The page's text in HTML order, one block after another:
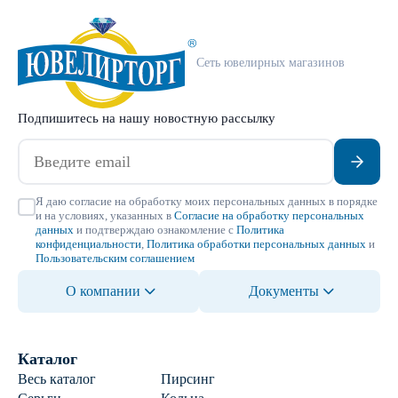
Сеть ювелирных магазинов
Подпишитесь на нашу новостную рассылку
Я даю согласие на обработку моих персональных данных в порядке
и на условиях, указанных в Согласие на обработку персональных
данных и подтверждаю ознакомление с Политика
конфиденциальности Политика обработки персональных данных и
Пользовательским соглашением
О компании Документы
Каталог
Весь каталог
Пирсинг